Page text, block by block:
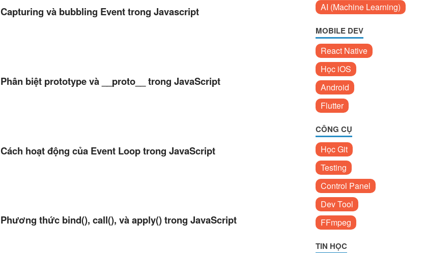
Capturing và bubbling Event trong Javascript
Phân biệt prototype và __proto__ trong JavaScript
Cách hoạt động của Event Loop trong JavaScript
Phương thức bind(), call(), và apply() trong JavaScript
AI (Machine Learning)
MOBILE DEV
React Native
Học iOS
Android
Flutter
CÔNG CỤ
Học Git
Testing
Control Panel
Dev Tool
FFmpeg
TIN HỌC